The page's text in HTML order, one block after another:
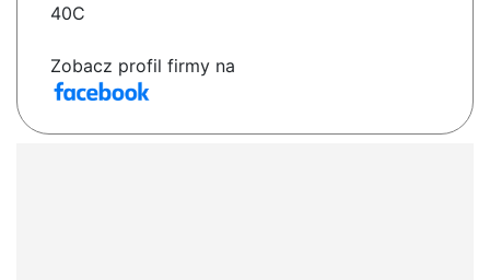
40C
Zobacz profil firmy na